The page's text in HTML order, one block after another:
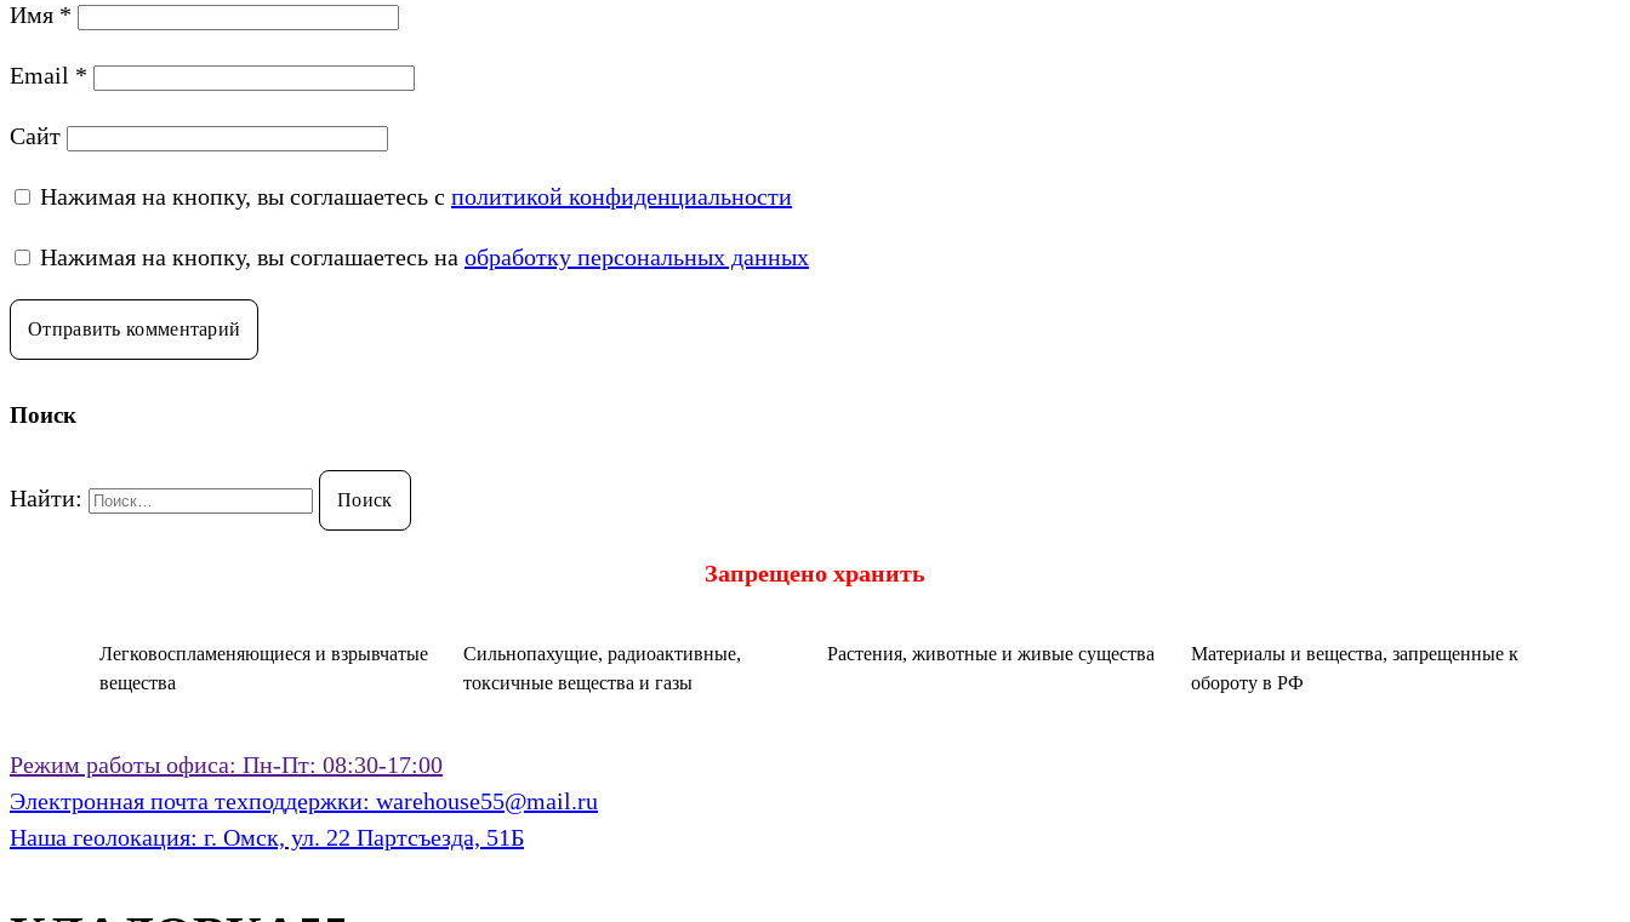
Имя *
Email *
Сайт
Нажимая на кнопку, вы соглашаетесь с политикой конфиденциальности
Нажимая на кнопку, вы соглашаетесь на обработку персональных данных
Поиск
Найти:
Запрещено хранить
Легковоспламеняющиеся и взрывчатые
вещества
Сильнопахущие, радиоактивные,
токсичные вещества и газы
Растения, животные и живые существа
Материалы и вещества, запрещенные к
обороту в РФ
Режим работы офиса: Пн-Пт: 08:30-17:00
Электронная почта техподдержки: warehouse55@mail.ru
Наша геолокация: г. Омск, ул. 22 Партсъезда, 51Б